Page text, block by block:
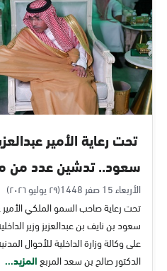
الدمام, الدمام - بنده حي أحد
الأحد - الخميس (08:00-14:30)
التوجه للموقع
الدمام, الدمام -
التوجه للموقع
الدمام, الدمام -
الأحد - الخميس (08:00-14:30)
التوجه للموقع
تحت رعاية الأمير
سعود.. تدشين عدد من
التحول الرقمي والخدمات
للأحوال المدنية
الأربعاء 15 صفر 1448
(٢٩ يوليو ٢٠٢٦)
تحت رعاية صاحب السمو الملكي الأمير
سعود بن نايف بن عبدالعزيز وزير
على وكالة وزارة الداخلية للأحوال
الدكتور صالح بن سعد المربعالمزيد...